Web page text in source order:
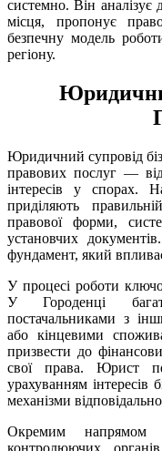
системно. Він аналізує
місця, пропонує
безпечну модель
регіону.
Юридичний супровід
правових послуг —
інтересів у спорах.
приділяють
правової форми,
установчих
фундамент, який
У процесі роботи
У Городенці
постачальниками з
або кінцевими
призвести до
свої права. Юрист
урахуванням інтересів
механізми
Окремим напрямом
контролюючих